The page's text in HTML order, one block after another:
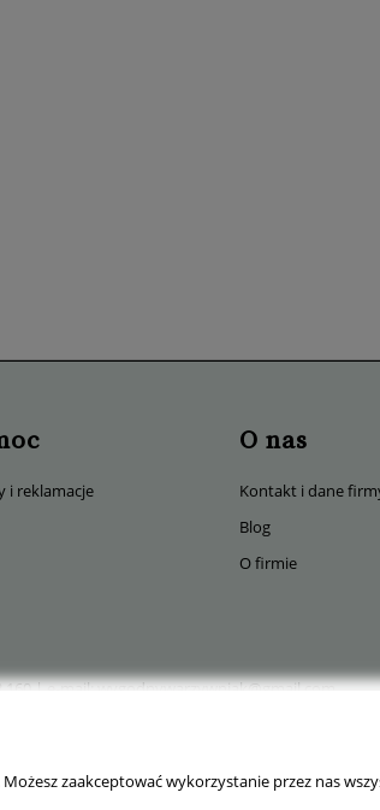
i reklamacje
O nas
Kontakt i dane
Blog
O firmie
160| e-mail:wygodnywarzywniak@gmail.com
zaakceptować wykorzystanie przez nas